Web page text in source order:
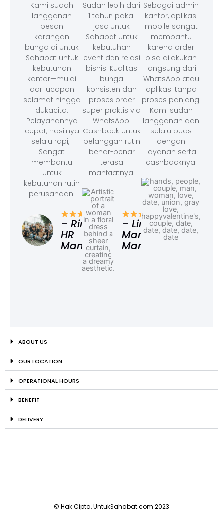
Kami sudah
langganan
pesan
karangan
bunga di Untuk
Sahabat untuk
kebutuhan
kantor—mulai
dari ucapan
selamat hingga
dukacita.
Pelayanannya
cepat, hasilnya
selalu rapi, .
Sangat
membantu
untuk
kebutuhan rutin
perusahaan.
– Rina,
HR
Manager
Sudah lebih dari
1 tahun pakai
jasa Untuk
Sahabat untuk
kebutuhan
event dan relasi
bisnis. Kualitas
bunga
konsisten dan
proses order
super praktis via
WhatsApp.
Cashback untuk
pelanggan rutin
benar-benar
terasa
manfaatnya.
– Linda,
Marketing
Manager
Sebagai admin
kantor, aplikasi
mobile sangat
membantu
karena order
bisa dilakukan
langsung dari
WhatsApp atau
aplikasi tanpa
proses panjang.
Kami sudah
langganan dan
selalu puas
dengan
layanan serta
cashbacknya.
ABOUT US
OUR LOCATION
OPERATIONAL HOURS
BENEFIT
DELIVERY
© Hak Cipta, UntukSahabat.com 2023